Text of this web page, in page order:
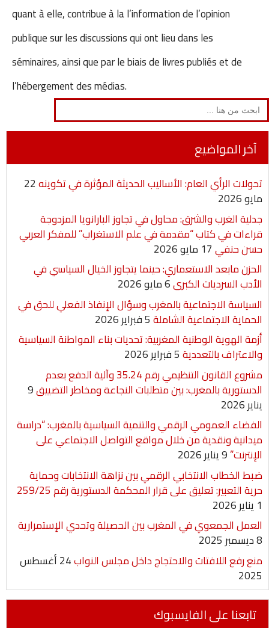
quant à elle, contribue à la l’information de l’opinion
publique sur les discussions qui ont lieu dans les
séminaires, ainsi que par le biais de livres publiés et de
l’hébergement des médias.
Search
for:
آخر المواضيع
تحولات الرأي العام: الأساليب الحديثة المؤثرة في تكوينه22
مايو 2026
جدلية الغرب والشرق: محاول في تجاوز البارانويا المزدوجة
قراءات في كتاب “مقدمة في علم الاستغراب” للمفكر العربي
حسن حنفي17 مايو 2026
الحزن مابعد الاستعماري: حينما يتجاوز الخيال السياسي في
الأدب السرديات الكبرى6 مايو 2026
السياسة الاجتماعية بالمغرب وسؤال الإنفاذ الفعلي للحق في
الحماية الاجتماعية الشاملة5 فبراير 2026
أزمة الهوية الوطنية المغربية: تحديات بناء المواطنة السياسية
والاعتراف بالتعددية5 فبراير 2026
مشروع القانون التنظيمي رقم 35.24 وآلية الدفع بعدم
الدستورية بالمغرب: بين متطلبات النجاعة ومخاطر التضييق9
يناير 2026
الفضاء العمومي الرقمي والتنمية السياسية بالمغرب: “دراسة
ميدانية ونقدية من خلال مواقع التواصل الاجتماعي على
الإنترنت”9 يناير 2026
ضبط الخطاب الانتخابي الرقمي بين نزاهة الانتخابات وحماية
حرية التعبير: تعليق على قرار المحكمة الدستورية رقم 259/25
1 يناير 2026
العمل الجمعوي في المغرب بين الحصيلة وتحدي الإستمرارية
8 ديسمبر 2025
منع رفع اللافتات والاحتجاج داخل مجلس النواب
24 أغسطس
2025
تابعنا على الفايسبوك